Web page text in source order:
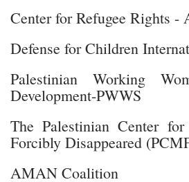
Center for Refugee Rights -
Defense for Children
Palestinian Working
Development-PWWS
The Palestinian Center
Forcibly Disappeared
AMAN Coalition